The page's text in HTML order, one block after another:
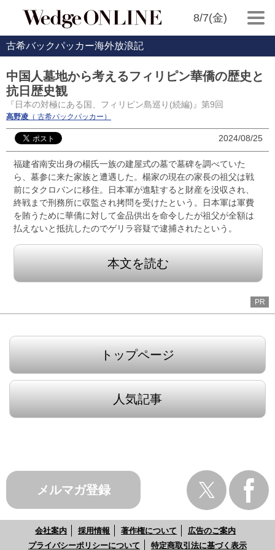
8/7(金)
古希バックパッカー海外放浪記
中国人墓地から考えるフィリピン華僑の歴史と
抗日歴史観
『日本の対極にある国、フィリピン島巡り(続編)』第9回
高野凌 （ 古希バックパッカー）
2024/08/25
福建省南安出身の楊氏一族の建屋式の墓で墓碑を調べていた
ら、墓参に来た家族と遭遇した。楊家の現在の家長の祖父は戦
前にタクロバンに移住。日本軍が進駐すると財産を没収され、
終戦まで刑務所に収監され拷問を受けたという。日本軍は軍費
を賄うために華僑に対して金品供出を命令したが祖父が全額は
払えないと抵抗したのでゲリラ容疑で逮捕されたという。
本文を読む
PR
トップページ
人気記事
メルマガ登録
会社案内 採用情報 著作権について
広告のご案内
プライバシーポリシーについて
特定商取引法に基づく表示